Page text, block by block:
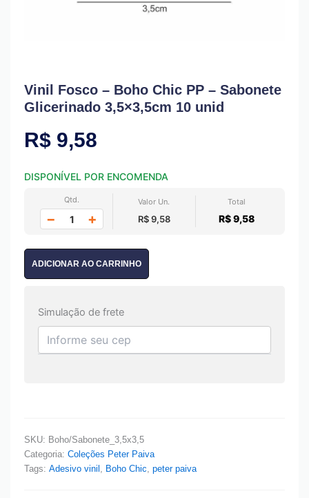
Vinil Fosco – Boho Chic PP – Sabonete
Glicerinado 3,5×3,5cm 10 unid
R$ 9,58
DISPONÍVEL POR ENCOMENDA
Qtd.
− +
Valor Un.
R$ 9,58
Total
R$ 9,58
ADICIONAR AO CARRINHO
Simulação de frete
SKU: Boho/Sabonete_3,5x3,5
Categoria: Coleções Peter Paiva
Tags: Adesivo vinil , Boho Chic, peter paiva